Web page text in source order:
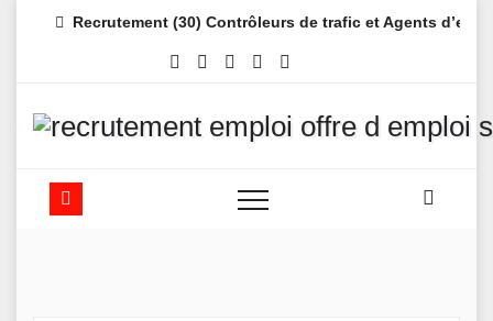
Recrutement (30) Contrôleurs de trafic et Agents